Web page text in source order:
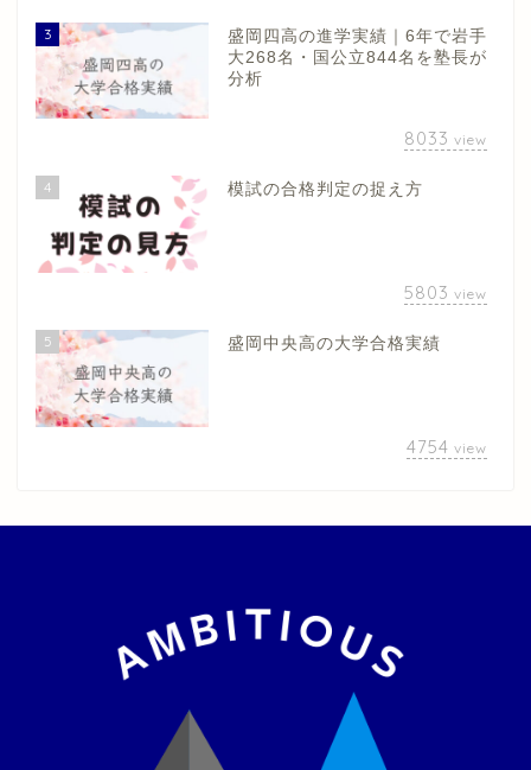
3
盛岡四高の進学実績｜6年で岩手
大268名・国公立844名を塾長が
分析
8033 view
4 模試の合格判定の捉え方
5803 view
5 盛岡中央高の大学合格実績
4754 view